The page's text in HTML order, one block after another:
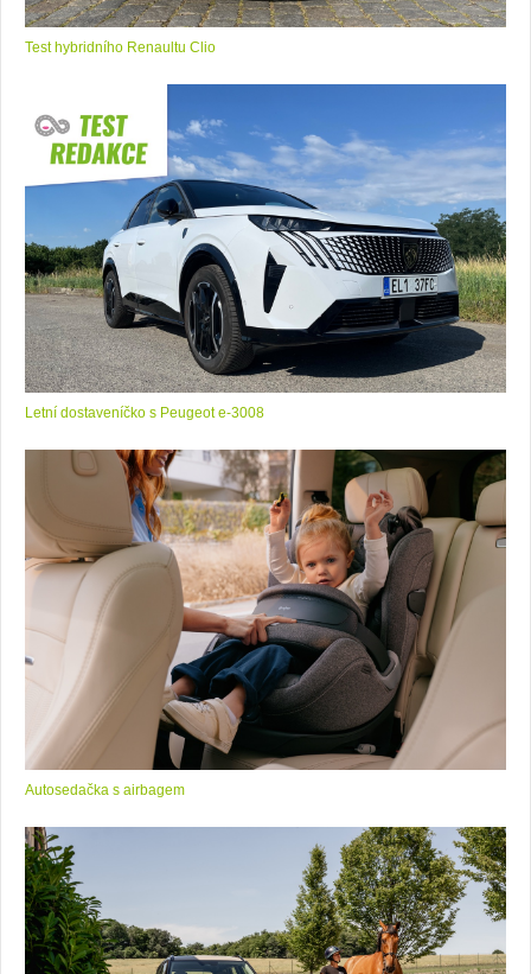
Test hybridního Renaultu Clio
Letní dostaveníčko s Peugeot e-3008
Autosedačka s airbagem